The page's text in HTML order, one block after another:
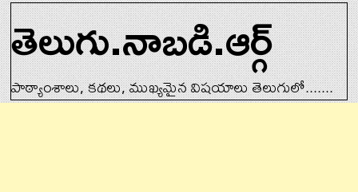
తెలుగు.నాబడి.ఆర్గ్
పాఠ్యాంశాలు, కథలు, ముఖ్యమైన విషయాలు తెలుగులో.......